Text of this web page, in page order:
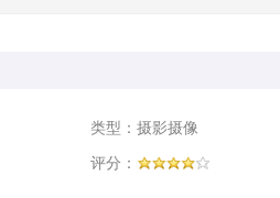
类型：摄影摄像
评分：